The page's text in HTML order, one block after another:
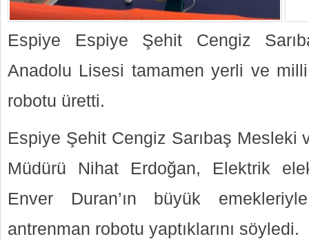
Espiye Espiye Şehit Cengiz
Anadolu Lisesi tamamen yerli ve
robotu üretti.
Espiye Şehit Cengiz Sarıbaş Mesleki
Müdürü Nihat Erdoğan, Elektrik
Enver Duran’ın büyük
antrenman robotu yaptıklarını söyledi.